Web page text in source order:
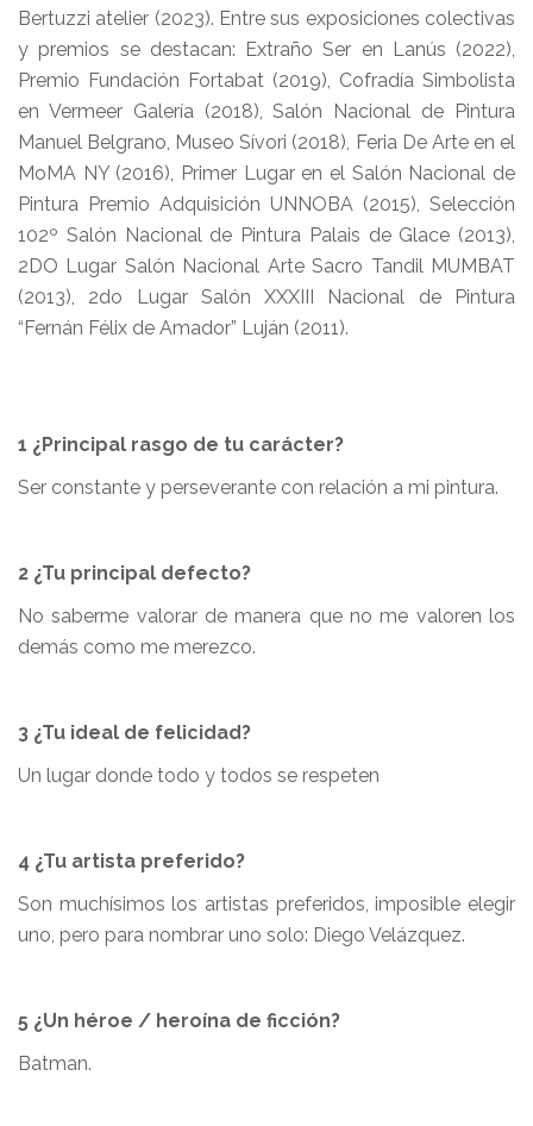
Bertuzzi atelier (2023). Entre sus exposiciones colectivas
y premios se destacan: Extraño Ser en Lanús (2022),
Premio Fundación Fortabat (2019), Cofradía Simbolista
en Vermeer Galería (2018), Salón Nacional de Pintura
Manuel Belgrano, Museo Sívori (2018), Feria De Arte en el
MoMA NY (2016), Primer Lugar en el Salón Nacional de
Pintura Premio Adquisición UNNOBA (2015), Selección
102º Salón Nacional de Pintura Palais de Glace (2013),
2DO Lugar Salón Nacional Arte Sacro Tandil MUMBAT
(2013), 2do Lugar Salón XXXIII Nacional de Pintura
“Fernán Félix de Amador” Luján (2011).
1 ¿Principal rasgo de tu carácter?
Ser constante y perseverante con relación a mi pintura.
2 ¿Tu principal defecto?
No saberme valorar de manera que no me valoren los
demás como me merezco.
3 ¿Tu ideal de felicidad?
Un lugar donde todo y todos se respeten
4 ¿Tu artista preferido?
Son muchísimos los artistas preferidos, imposible elegir
uno, pero para nombrar uno solo: Diego Velázquez.
5 ¿Un héroe / heroína de ficción?
Batman.